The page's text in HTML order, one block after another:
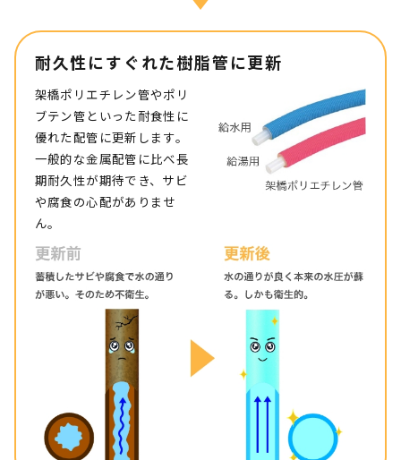
耐久性にすぐれた樹脂管に更新
架橋ポリエチレン管やポリ
ブテン管といった耐食性に
優れた配管に更新します。
一般的な金属配管に比べ長
期耐久性が期待でき、サビ
や腐食の心配がありませ
ん。